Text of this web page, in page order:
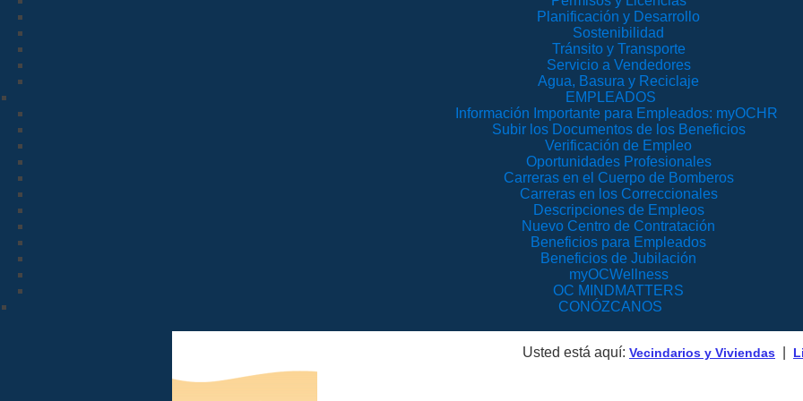
Planificación y Desarrollo
Sostenibilidad
Tránsito y Transporte
Servicio a Vendedores
Agua, Basura y Reciclaje
EMPLEADOS
Información Importante para Empleados: myOCHR
Subir los Documentos de los Beneficios
Verificación de Empleo
Oportunidades Profesionales
Carreras en el Cuerpo de Bomberos
Carreras en los Correccionales
Descripciones de Empleos
Nuevo Centro de Contratación
Beneficios para Empleados
Beneficios de Jubilación
myOCWellness
OC MINDMATTERS
CONÓZCANOS
Usted está aquí: Vecindarios y Viviendas